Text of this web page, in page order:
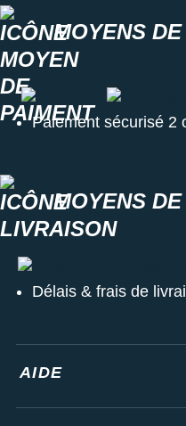
MOYENS
Carte visa Carte master
Paiement sécurisé 2
MOYENS
Colissimo, Chronopost,
Délais & frais de
AIDE